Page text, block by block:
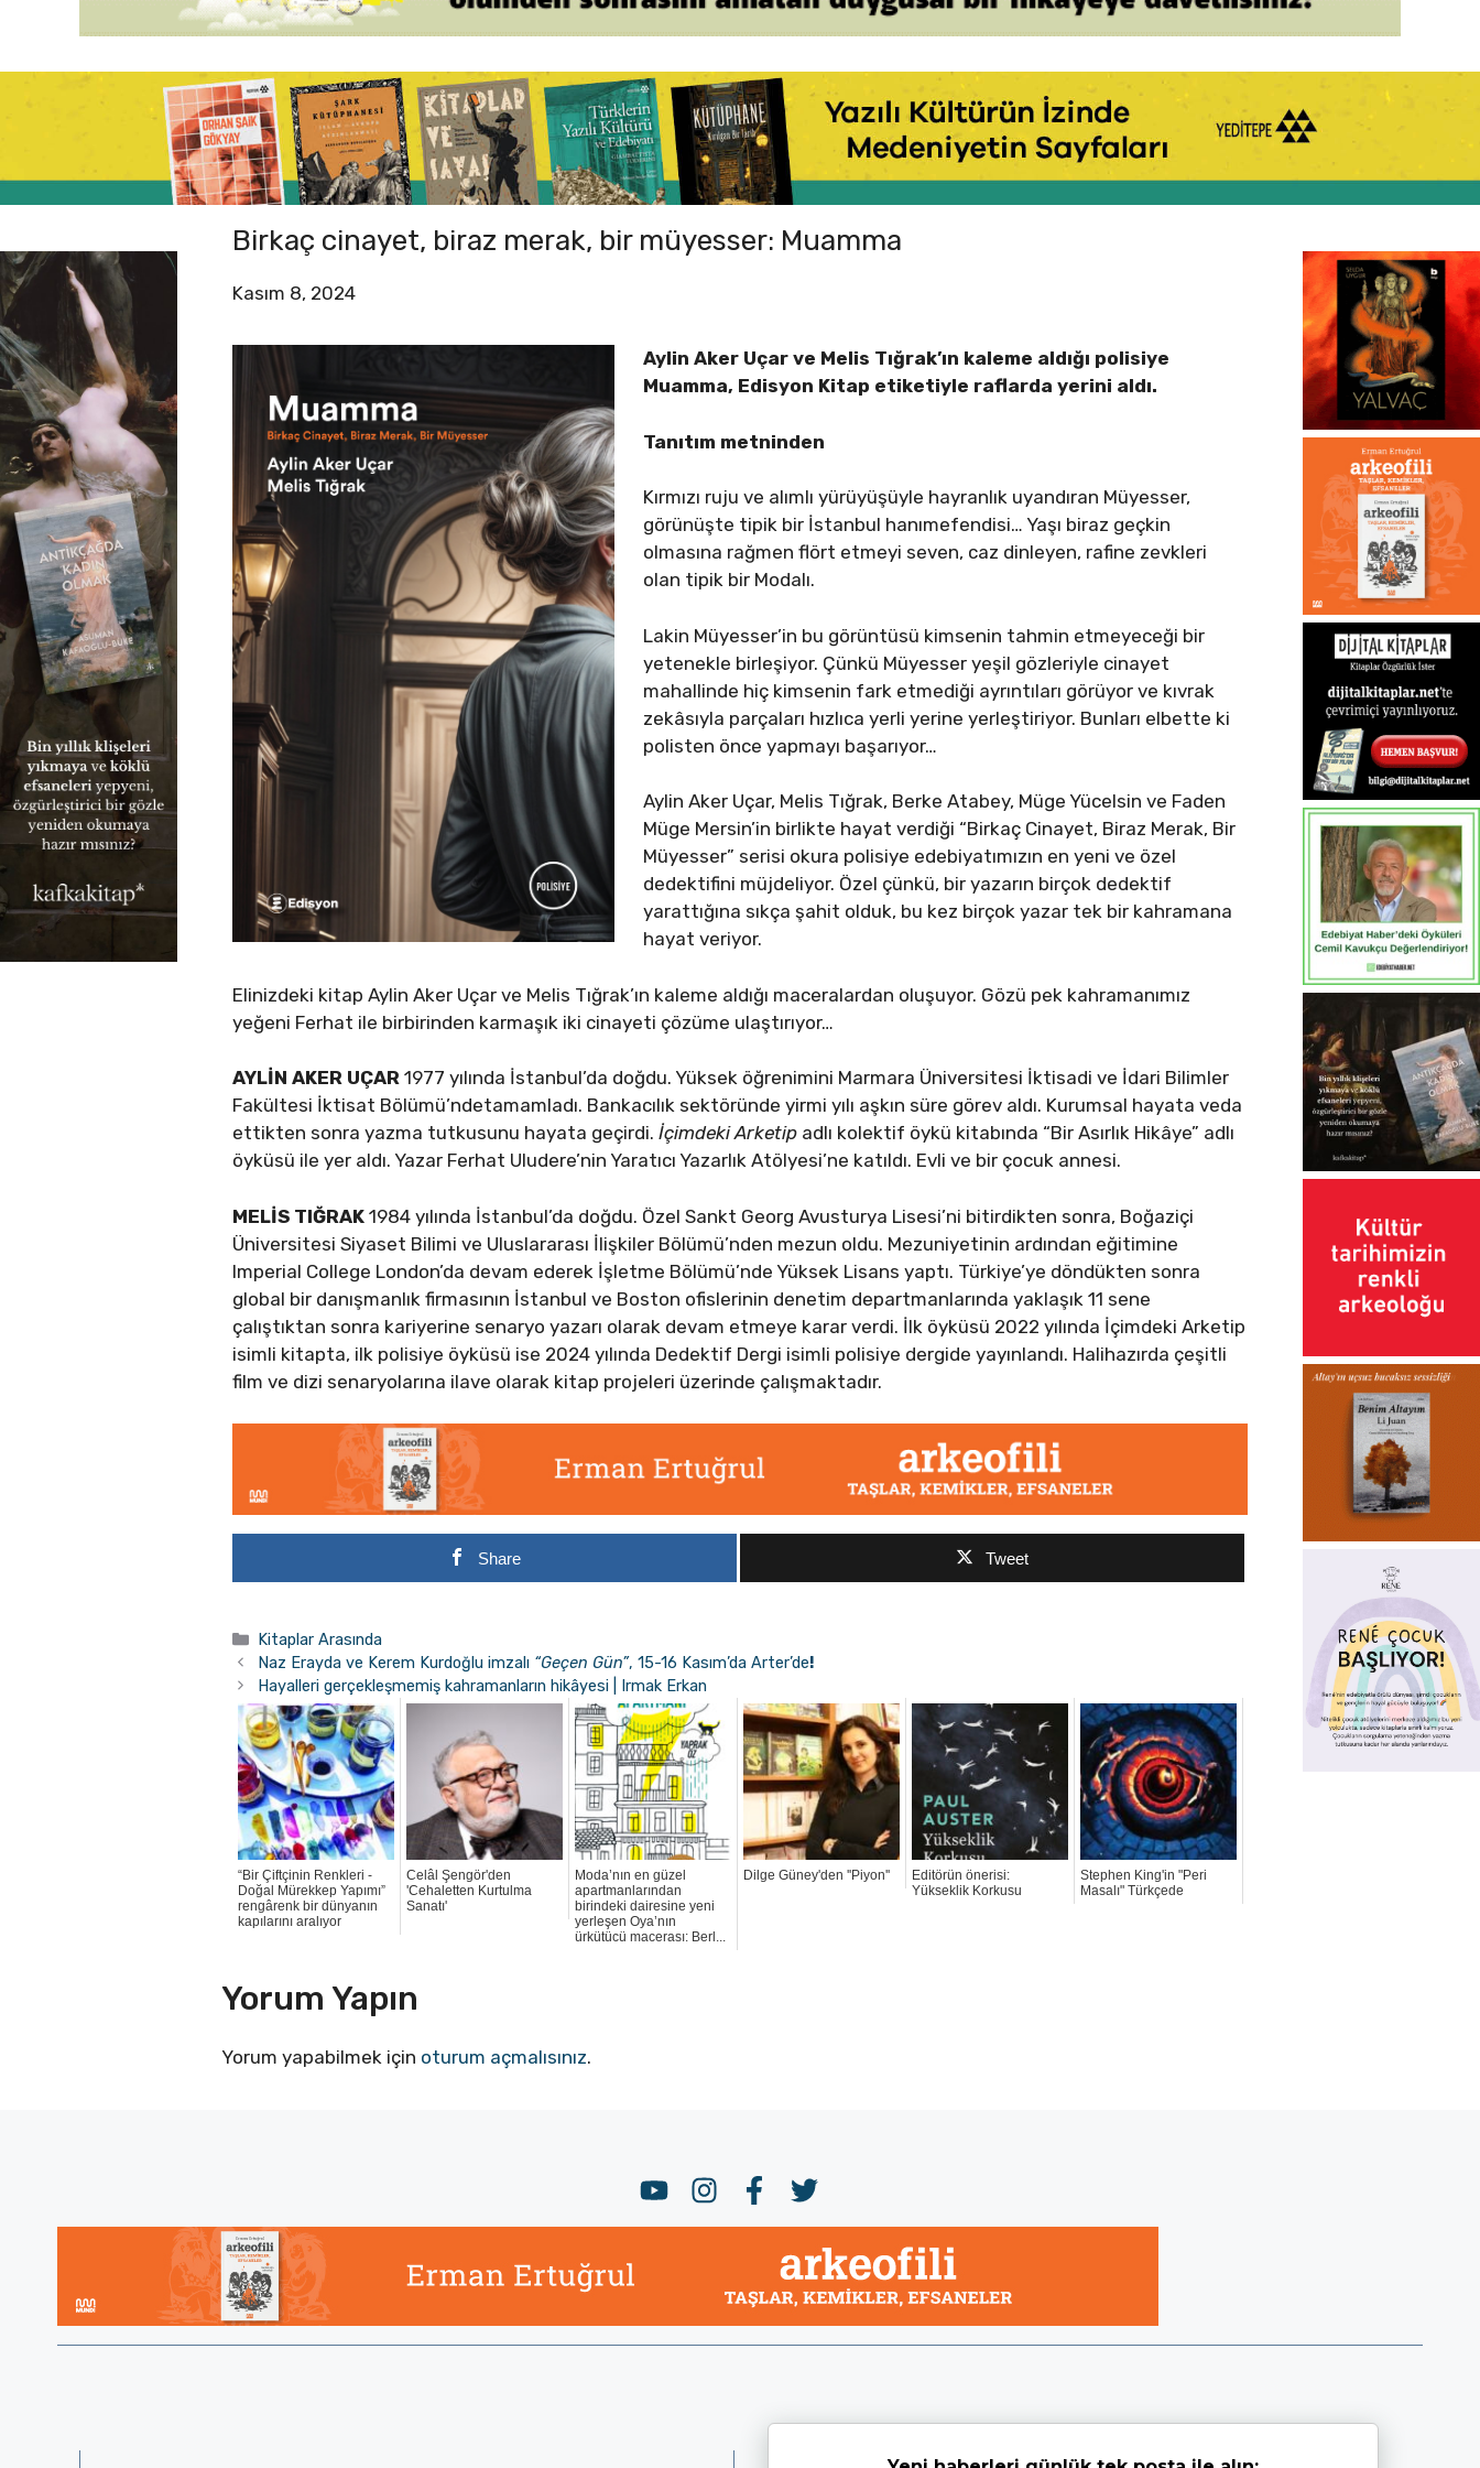
Birkaç cinayet, biraz merak, bir müyesser: Muamma
Kasım 8, 2024
Aylin Aker Uçar ve Melis Tığrak’ın kaleme aldığı polisiye
Muamma, Edisyon Kitap etiketiyle raflarda yerini aldı.
Tanıtım metninden
Kırmızı ruju ve alımlı yürüyüşüyle hayranlık uyandıran Müyesser,
görünüşte tipik bir İstanbul hanımefendisi… Yaşı biraz geçkin
olmasına rağmen flört etmeyi seven, caz dinleyen, rafine zevkleri
olan tipik bir Modalı.
Lakin Müyesser’in bu görüntüsü kimsenin tahmin etmeyeceği bir
yetenekle birleşiyor. Çünkü Müyesser yeşil gözleriyle cinayet
mahallinde hiç kimsenin fark etmediği ayrıntıları görüyor ve kıvrak
zekâsıyla parçaları hızlıca yerli yerine yerleştiriyor. Bunları elbette ki
polisten önce yapmayı başarıyor…
Aylin Aker Uçar, Melis Tığrak, Berke Atabey, Müge Yücelsin ve Faden
Müge Mersin’in birlikte hayat verdiği “Birkaç Cinayet, Biraz Merak, Bir
Müyesser” serisi okura polisiye edebiyatımızın en yeni ve özel
dedektifini müjdeliyor. Özel çünkü, bir yazarın birçok dedektif
yarattığına sıkça şahit olduk, bu kez birçok yazar tek bir kahramana
hayat veriyor.
Elinizdeki kitap Aylin Aker Uçar ve Melis Tığrak’ın kaleme aldığı maceralardan oluşuyor. Gözü pek kahramanımız
yeğeni Ferhat ile birbirinden karmaşık iki cinayeti çözüme ulaştırıyor…
AYLİN AKER UÇAR1977 yılında İstanbul’da doğdu. Yüksek öğrenimini Marmara Üniversitesi İktisadi ve İdari Bilimler
Fakültesi İktisat Bölümü’ndetamamladı. Bankacılık sektöründe yirmi yılı aşkın süre görev aldı. Kurumsal hayata veda
ettikten sonra yazma tutkusunu hayata geçirdi.İçimdeki Arketip adlı kolektif öykü kitabında “Bir Asırlık Hikâye” adlı
öyküsü ile yer aldı. Yazar Ferhat Uludere’nin Yaratıcı Yazarlık Atölyesi’ne katıldı. Evli ve bir çocuk annesi.
MELİS TIĞRAK 1984 yılında İstanbul’da doğdu. Özel Sankt Georg Avusturya Lisesi’ni bitirdikten sonra, Boğaziçi
Üniversitesi Siyaset Bilimi ve Uluslararası İlişkiler Bölümü’nden mezun oldu. Mezuniyetinin ardından eğitimine
Imperial College London’da devam ederek İşletme Bölümü’nde Yüksek Lisans yaptı. Türkiye’ye döndükten sonra
global bir danışmanlık firmasının İstanbul ve Boston ofislerinin denetim departmanlarında yaklaşık 11 sene
çalıştıktan sonra kariyerine senaryo yazarı olarak devam etmeye karar verdi. İlk öyküsü 2022 yılında İçimdeki Arketip
isimli kitapta, ilk polisiye öyküsü ise 2024 yılında Dedektif Dergi isimli polisiye dergide yayınlandı. Halihazırda çeşitli
film ve dizi senaryolarına ilave olarak kitap projeleri üzerinde çalışmaktadır.
Share Tweet
Kategoriler
Kitaplar Arasında
Naz Erayda ve Kerem Kurdoğlu imzalı “Geçen Gün”, 15-16 Kasım’da Arter’de!
Hayalleri gerçekleşmemiş kahramanların hikâyesi | Irmak Erkan
“Bir Çiftçinin Renkleri -
Doğal Mürekkep Yapımı”
rengârenk bir dünyanın
kapılarını aralıyor
Celâl Şengör'den
'Cehaletten Kurtulma
Sanatı'
Moda’nın en güzel
apartmanlarından
birindeki dairesine yeni
yerleşen Oya’nın
ürkütücü macerası: Berl...
Dilge Güney'den ''Piyon''
Editörün önerisi:
Yükseklik Korkusu
Stephen King'in "Peri
Masalı" Türkçede
Yorum Yapın
Yorum yapabilmek için oturum açmalısınız.